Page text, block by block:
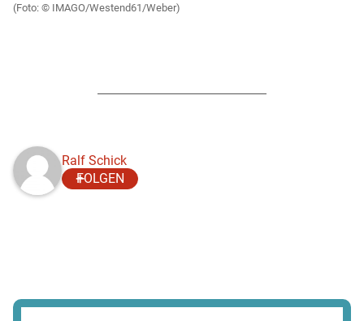
IMAGO/Westend61/Weber)
Ralf Schick
FOLGEN